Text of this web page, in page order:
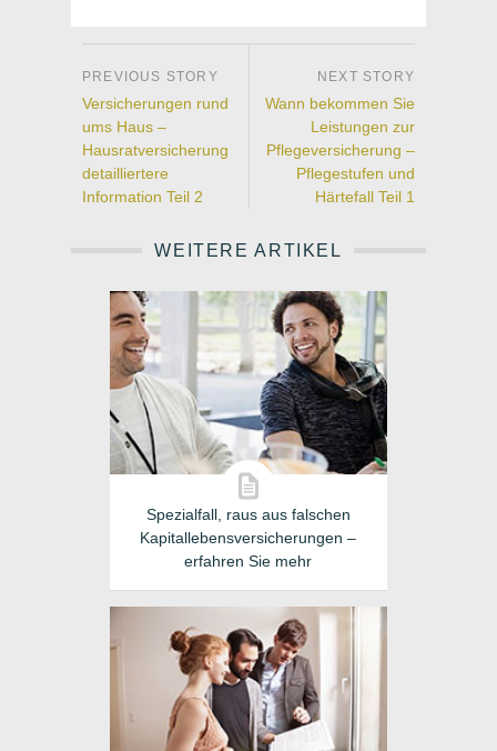
Versicherungen rund
ums Haus –
Hausratversicherung
detailliertere
Information Teil 2
Wann bekommen Sie
Leistungen zur
Pflegeversicherung –
Pflegestufen und
Härtefall Teil 1
WEITERE ARTIKEL
Spezialfall, raus aus falschen
Kapitallebensversicherungen –
erfahren Sie mehr